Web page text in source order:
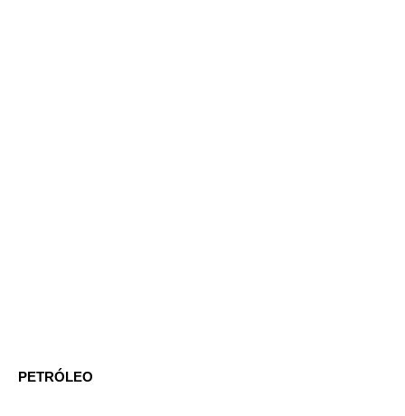
PETRÓLEO